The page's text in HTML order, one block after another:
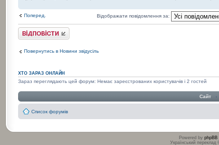
Поперед. Відображати повідомлення за:
Відповісти
Повернутись в Новини звідусіль
ХТО ЗАРАЗ ОНЛАЙН
Зараз переглядають цей форум: Немає зареєстрованих користувачів і 2 гостей
Сайт ‹
Список форумів
Powered by phpBB
Український